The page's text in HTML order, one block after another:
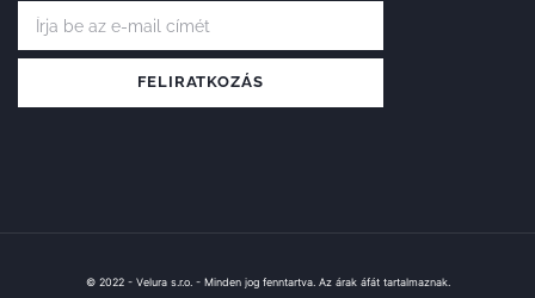
FELIRATKOZÁS
© 2022 - Velura s.r.o. - Minden jog fenntartva. Az árak áfát tartalmaznak.